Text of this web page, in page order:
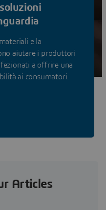
e la
aiutare i produttori
a offrire una
ai consumatori.
Articles